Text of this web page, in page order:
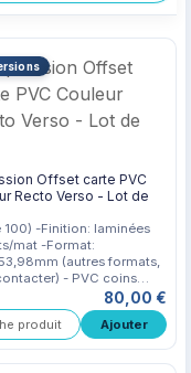
Offset carte PVC
Recto Verso - Lot de
100) -Finition: laminées
mat -Format:
(autres formats,
- PVC coins
-Épaisseur 0,80mm
une Carte de crédit) -
offset
recto ou
80,00 €
produit